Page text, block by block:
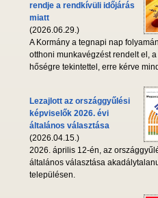
rendje a rendkívüli időjárás
miatt
(2026.06.29.)
A Kormány a tegnapi nap
otthoni munkavégzést rendelt el,
hőségre tekintettel, erre kérve
Lezajlott az országgyűlési
képviselők 2026. évi
általános választása
(2026.04.15.)
2026. április 12-én, az
általános választása
településen.